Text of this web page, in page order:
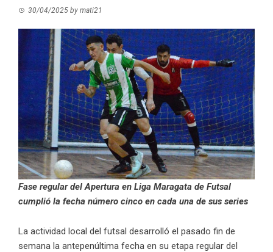
30/04/2025 by mati21
Fase regular del Apertura en Liga Maragata de Futsal
cumplió la fecha número cinco en cada una de sus series
La actividad local del futsal desarrolló el pasado fin de
semana la antepenúltima fecha en su etapa regular del